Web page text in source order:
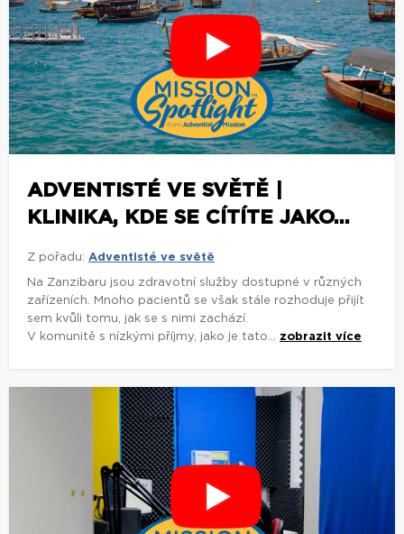
ADVENTISTÉ VE SVĚTĚ |
KLINIKA, KDE SE CÍTÍTE JAKO...
Z pořadu: Adventisté ve světě
Na Zanzibaru jsou zdravotní služby dostupné v různých
zařízeních. Mnoho pacientů se však stále rozhoduje přijít
sem kvůli tomu, jak se s nimi zachází.
V komunitě s nízkými příjmy, jako je tato... zobrazit více